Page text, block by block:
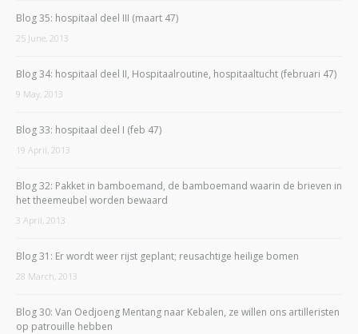
Blog 35: hospitaal deel III (maart 47)
25 June, 2013
Blog 34: hospitaal deel II, Hospitaalroutine, hospitaaltucht (februari 47)
9 May, 2013
Blog 33: hospitaal deel I (feb 47)
19 April, 2013
Blog 32: Pakket in bamboemand, de bamboemand waarin de brieven in
het theemeubel worden bewaard
3 April, 2013
Blog 31: Er wordt weer rijst geplant; reusachtige heilige bomen
28 March, 2013
Blog 30: Van Oedjoeng Mentang naar Kebalen, ze willen ons artilleristen
op patrouille hebben